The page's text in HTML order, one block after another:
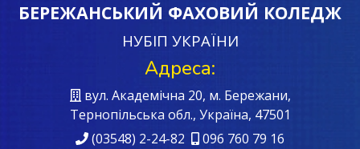
БЕРЕЖАНСЬКИЙ ФАХОВИЙ КОЛЕДЖ
НУБІП УКРАЇНИ
Адреса:
вул. Академічна 20, м. Бережани,
Тернопільська обл., Україна, 47501
(03548) 2-24-82
096 760 79 16